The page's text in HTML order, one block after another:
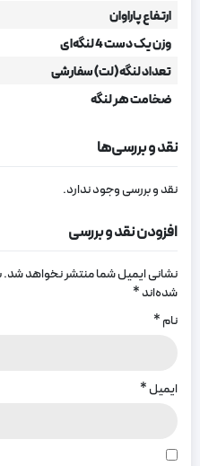
ارتفاع پاراوان
وزن یک دست 4 لنگه‌ای
تعداد لنگه (لت) سفارشی
ضخامت هر لنگه
نقد و بررسی‌ها
نقد و بررسی وجود ندارد.
افزودن نقد و بررسی
نشانی ایمیل شما منتشر نخواهد شد.
شده‌اند*
نام*
ایمیل*